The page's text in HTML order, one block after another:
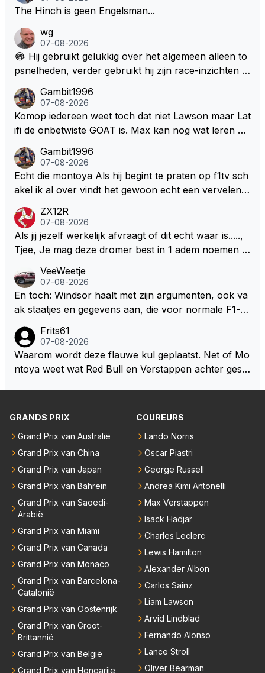
The Hinch is geen Engelsman...
wg
07-08-2026
😂 Hij gebruikt gelukkig over het algemeen alleen to
psnelheden, verder gebruikt hij zijn race-inzichten q
een bocht zegt helemaal niets, dus wat dat betreft h
eeft hij sowieso gelijk 😂.
Gambit1996
07-08-2026
Komop iedereen weet toch dat niet Lawson maar Lat
ifi de onbetwiste GOAT is. Max kan nog wat leren va
milton, hahahaha. Latifi pakt ze allemaal met de oge
n dicht met als onbetwiste nummer 2 of GOATINES
S Lawson natuurlijk 😂😂😂😂😂
Gambit1996
07-08-2026
Echt die montoya Als hij begint te praten op f1tv sch
akel ik al over vindt het gewoon echt een vervelend
weet 🤮🤮
ZX12R
07-08-2026
Als jij jezelf werkelijk afvraagt of dit echt waar is.....,
Tjee, Je mag deze dromer best in 1 adem noemen m
aar voordragen uit eigen geest. Kan mij voorstellen d
at je het leuk vindt sprookjes te luisteren maar heb jij
jezelf dan ook wel eens afgevraagd of de dappere b
ze wolff gesneden heeft?
VeeWeetje
07-08-2026
En toch: Windsor haalt met zijn argumenten, ook va
ak staatjes en gegevens aan, die voor normale F1-fa
okies made of your own dough" 🤣
Frits61
07-08-2026
Waarom wordt deze flauwe kul geplaatst. Net of Mo
ntoya weet wat Red Bull en Verstappen achter geslo
GRANDS PRIX
Grand Prix van Australië
Grand Prix van China
Grand Prix van Japan
Grand Prix van Bahrein
Grand Prix van Saoedi-
Arabië
Grand Prix van Miami
Grand Prix van Canada
Grand Prix van Monaco
Grand Prix van Barcelona-
Catalonië
Grand Prix van Oostenrijk
Grand Prix van Groot-
Brittannië
Grand Prix van België
Grand Prix van Hongarije
COUREURS
Lando Norris
Oscar Piastri
George Russell
Andrea Kimi Antonelli
Max Verstappen
Isack Hadjar
Charles Leclerc
Lewis Hamilton
Alexander Albon
Carlos Sainz
Liam Lawson
Arvid Lindblad
Fernando Alonso
Lance Stroll
Oliver Bearman